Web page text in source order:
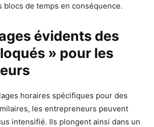
blocs de temps en conséquence.
évidents des
» pour les
horaires spécifiques pour des
les entrepreneurs peuvent
intensifié. Ils plongent ainsi dans un